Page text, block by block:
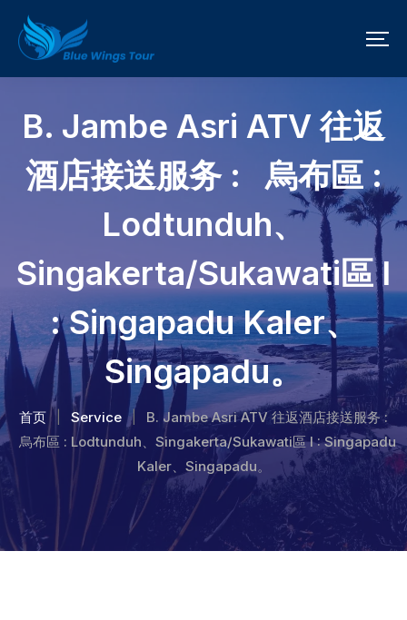
B. Jambe Asri ATV 往返
酒店接送服务 : 烏布區 :
Lodtunduh、
Singakerta/Sukawati區 I
: Singapadu Kaler、
Singapadu。
首页 Service |
B. Jambe Asri ATV 往返酒店接送服务 :
烏布區 : Lodtunduh、Singakerta/Sukawati區 I : Singapadu
Kaler、Singapadu。